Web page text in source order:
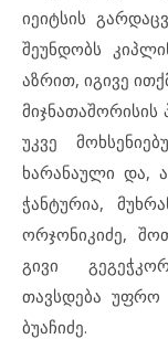
იეიტსის
შეუნდობს
აზრით, იგივე
უკვე
ხარანაული და,
ჭანტურია,
ორჯონიკიძე,
გივი
თავსდება უფრო
ბუაჩიძე.